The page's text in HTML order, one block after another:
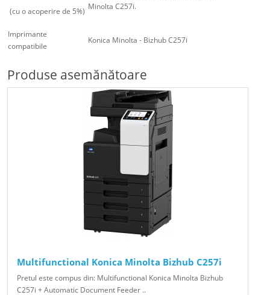
(cu o acoperire de 5%) Minolta C257i.
Imprimante
compatibile
Konica Minolta - Bizhub C257i
Produse asemănătoare
Multifunctional Konica Minolta Bizhub C257i
Pretul este compus din: Multifunctional Konica Minolta Bizhub
C257i + Automatic Document Feeder ..